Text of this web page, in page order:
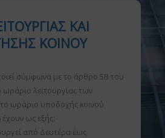
ΚΑΙ
ΚΟΙΝΟΥ
σύμφωνα με το άρθρο 5Β του
ωράριο λειτουργίας των
ωράριο υποδοχής κοινού
ως εξής:
από Δευτέρα έως